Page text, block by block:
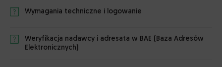
Wymagania techniczne i logowanie
Weryfikacja nadawcy i adresata w BAE (Baza Adresów
Elektronicznych)